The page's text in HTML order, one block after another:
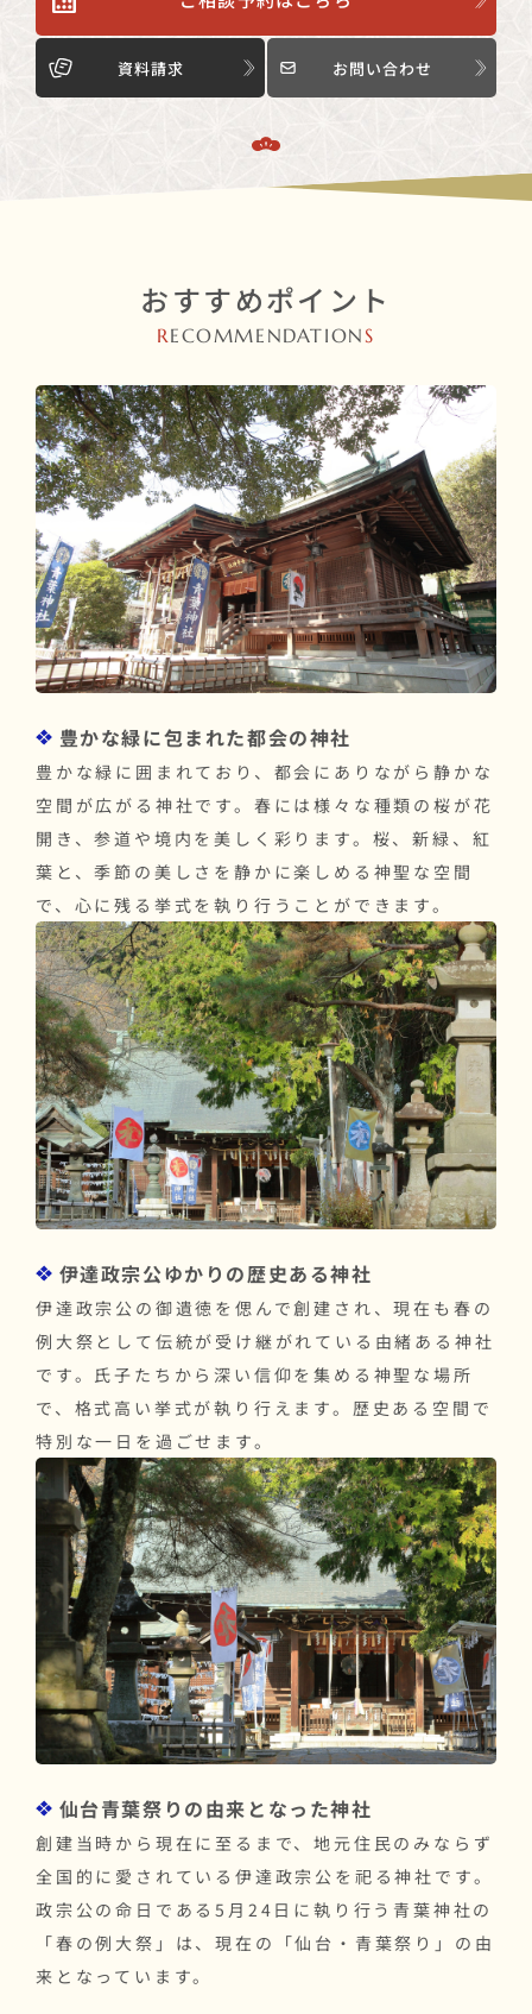
資料請求 お問い合わせ
おすすめポイント
RECOMMENDATION S
豊かな緑に包まれた都会の神社
豊かな緑に囲まれており、都会にありながら静かな
空間が広がる神社です。春には様々な種類の桜が花
開き、参道や境内を美しく彩ります。桜、新緑、紅
葉と、季節の美しさを静かに楽しめる神聖な空間
で、心に残る挙式を執り行うことができます。
伊達政宗公ゆかりの歴史ある神社
伊達政宗公の御遺徳を偲んで創建され、現在も春の
例大祭として伝統が受け継がれている由緒ある神社
です。氏子たちから深い信仰を集める神聖な場所
で、格式高い挙式が執り行えます。歴史ある空間で
特別な一日を過ごせます。
仙台青葉祭りの由来となった神社
創建当時から現在に至るまで、地元住民のみならず
全国的に愛されている伊達政宗公を祀る神社です。
政宗公の命日である5月24日に執り行う青葉神社の
「春の例大祭」は、現在の「仙台・青葉祭り」の由
来となっています。